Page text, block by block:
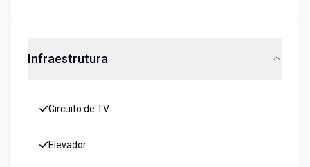
Infraestrutura
Circuito de TV
Elevador